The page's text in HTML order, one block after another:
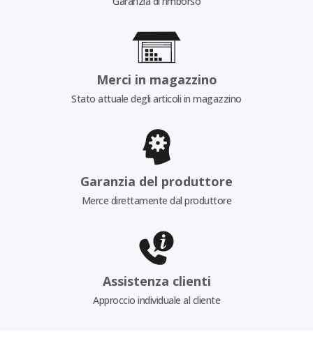
Merci in magazzino
Stato attuale degli articoli in magazzino
Garanzia del produttore
Merce direttamente dal produttore
Assistenza clienti
Approccio individuale al cliente